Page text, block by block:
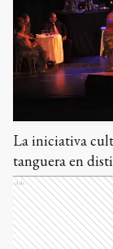
La iniciativa
tanguera en
Ads